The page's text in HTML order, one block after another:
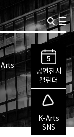
5
공연전시
캘린더
K-Arts
SNS